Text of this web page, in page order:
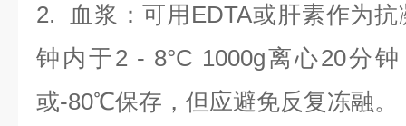
2.
血浆 ：可用EDTA或肝素作为
钟内于2 - 8°C 1000g离心20分
或-80℃保存，但应避免反复冻融。